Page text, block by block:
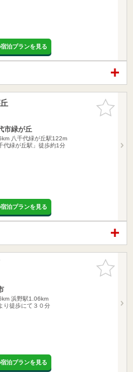
泊プランを見る
お気に入
りに追加
市緑が丘
八千代緑が丘駅122m
代緑が丘駅」徒歩約1分
泊プランを見る
お気に入
りに追加
浜野駅1.06km
り徒歩にて３０分
泊プランを見る